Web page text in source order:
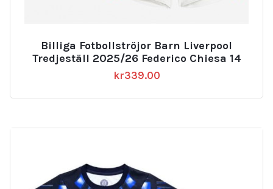
Billiga Fotbollströjor Barn Liverpool
Tredjeställ 2025/26 Federico Chiesa 14
kr339.00